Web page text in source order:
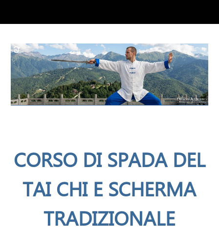
CORSO DI SPADA DEL
TAI CHI E SCHERMA
TRADIZIONALE